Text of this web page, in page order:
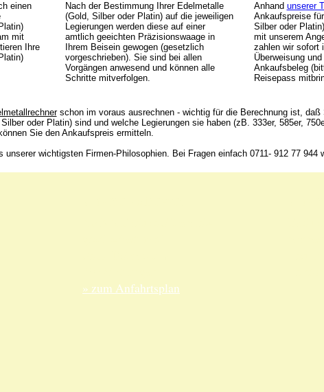
einen
mit
Ihre
Nach der Bestimmung Ihrer Edelmetalle
(Gold, Silber oder Platin) auf die jeweiligen
Legierungen werden diese auf einer
amtlich geeichten Präzisionswaage in
Ihrem Beisein gewogen (gesetzlich
vorgeschrieben). Sie sind bei allen
Vorgängen anwesend und können alle
Schritte mitverfolgen.
Anhand unserer
Ankaufspreise
Silber oder
mit unserem
zahlen wir sofort
Überweisung
Ankaufsbeleg
Reisepass
schon im voraus ausrechnen - wichtig für die Berechnung ist,
oder Platin) sind und welche Legierungen sie haben (zB. 333er, 585er,
Sie den Ankaufspreis ermitteln.
unserer wichtigsten Firmen-Philosophien. Bei Fragen einfach 0711- 912 77 944
» zum Anfahrtsplan